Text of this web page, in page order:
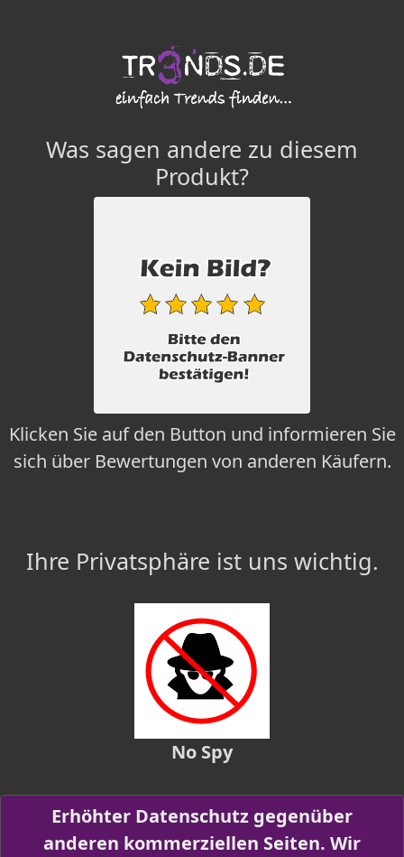
Was sagen andere zu diesem
Produkt?
Klicken Sie auf den Button und informieren Sie
sich über Bewertungen von anderen Käufern.
Ihre Privatsphäre ist uns wichtig.
No Spy
Erhöhter Datenschutz gegenüber
anderen kommerziellen Seiten. Wir